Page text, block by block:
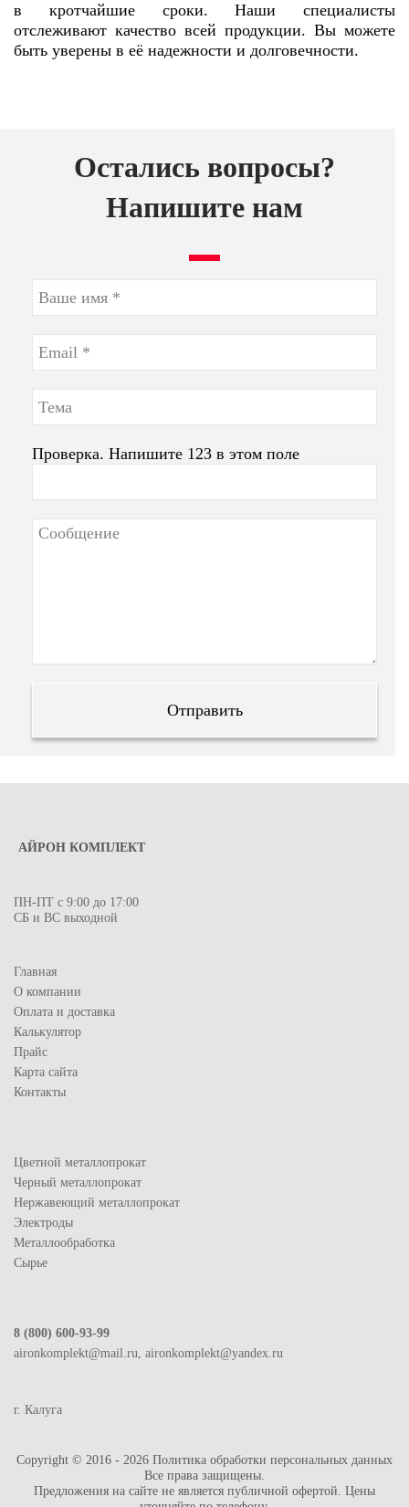
в кротчайшие сроки. Наши специалисты
отслеживают качество всей продукции. Вы можете
быть уверены в еë надежности и долговечности.
Остались вопросы?
Напишите нам
Проверка. Напишите 123 в этом поле
АЙРОН КОМПЛЕКТ
ПН-ПТ с 9:00 до 17:00
СБ и ВС выходной
Главная
О компании
Оплата и доставка
Калькулятор
Прайс
Карта сайта
Контакты
Цветной металлопрокат
Черный металлопрокат
Нержавеющий металлопрокат
Электроды
Металлообработка
Сырье
8 (800) 600-93-99
aironkomplekt@mail.ru, aironkomplekt@yandex.ru
г. Калуга
Copyright © 2016 - 2026 Политика обработки персональных данных
Все права защищены.
Предложения на сайте не является публичной офертой. Цены